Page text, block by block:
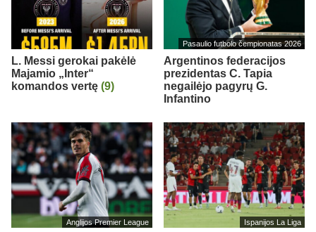
L. Messi gerokai pakėlė
Majamio „Inter“
komandos vertę (9)
Pasaulio futbolo čempionatas 2026
Argentinos federacijos
prezidentas C. Tapia
negailėjo pagyrų G.
Infantino
Anglijos Premier League Ispanijos La Liga